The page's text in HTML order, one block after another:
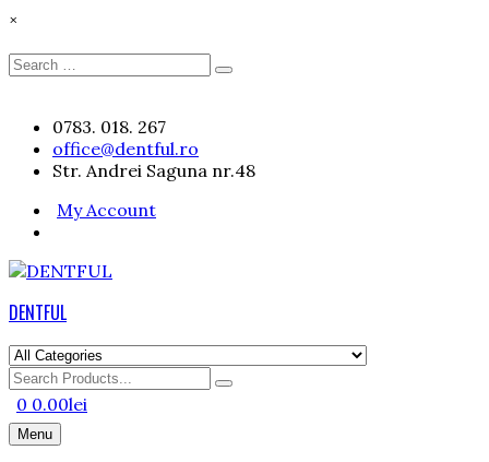
×
Search
Search
Skip
content
0783. 018. 267
office@dentful.ro
Str. Andrei Saguna nr.48
My Account
DENTFUL
Search
for
0 0.00lei
Menu